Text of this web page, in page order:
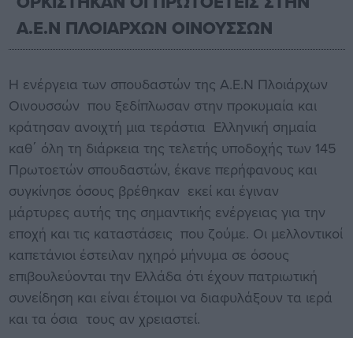
Α.Ε.Ν ΠΛΟΙΑΡΧΩΝ ΟΙΝΟΥΣΣΩΝ
Η ενέργεια των σπουδαστών της Α.Ε.Ν Πλοιάρχων
Οινουσσών που ξεδίπλωσαν στην προκυμαία και
κράτησαν ανοιχτή μια τεράστια Ελληνική σημαία
καθ΄ όλη τη διάρκεια της τελετής υποδοχής των 145
Πρωτοετών σπουδαστών, έκανε περήφανους και
συγκίνησε όσους βρέθηκαν εκεί και έγιναν
μάρτυρες αυτής της σημαντικής ενέργειας για την
εποχή και τις καταστάσεις που ζούμε. Οι μελλοντικοί
καπετάνιοι έστειλαν ηχηρό μήνυμα σε όσους
επιβουλεύονται την Ελλάδα ότι έχουν πατριωτική
συνείδηση και είναι έτοιμοι να διαφυλάξουν τα ιερά
και τα όσια τους αν χρειαστεί.